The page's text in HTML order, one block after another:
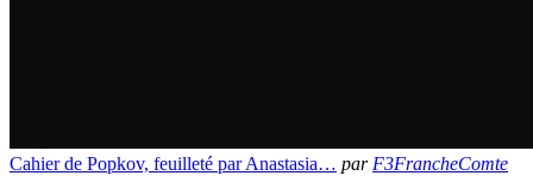
Cahier de Popkov, feuilleté par Anastasia… par F3FrancheComte